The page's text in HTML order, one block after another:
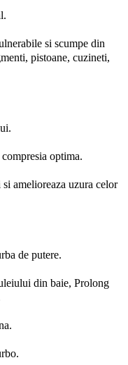
si scumpe din
pistoane, cuzineti,
optima.
amelioreaza uzura celor
de putere.
din baie, Prolong